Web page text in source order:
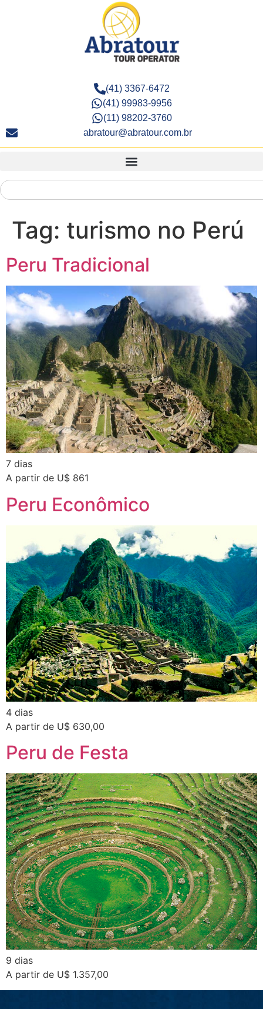
(41) 3367-6472
(41) 99983-9956
(11) 98202-3760
abratour@abratour.com.br
Tag: turismo no Perú
Peru Tradicional
7 dias
A partir de U$ 861
Peru Econômico
4 dias
A partir de U$ 630,00
Peru de Festa
9 dias
A partir de U$ 1.357,00